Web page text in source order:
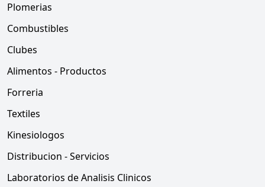
Plomerias
Combustibles
Clubes
Alimentos - Productos
Forreria
Textiles
Kinesiologos
Distribucion - Servicios
Laboratorios de Analisis Clinicos